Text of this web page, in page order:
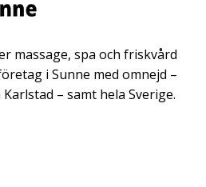
massage, spa och friskvård
i Sunne med omnejd –
– samt hela Sverige.